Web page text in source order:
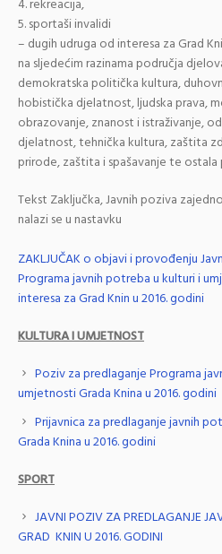
4. rekreacija,
5. sportaši invalidi
– dugih udruga od interesa za Grad
na sljedećim razinama područja
demokratska politička kultura,
hobistička djelatnost, ljudska prava,
obrazovanje, znanost i istraživanje,
djelatnost, tehnička kultura, zaštita
prirode, zaštita i spašavanje te
Tekst Zaključka, Javnih poziva
nalazi se u nastavku
ZAKLJUČAK o objavi i provođenju
Programa javnih potreba u kulturi i
interesa za Grad Knin u 2016. godini
KULTURA I UMJETNOST
Poziv za predlaganje Programa
umjetnosti Grada Knina u 2016. godini
Prijavnica za predlaganje javnih
Grada Knina u 2016. godini
SPORT
JAVNI POZIV ZA PREDLAGANJE
GRAD KNIN U 2016. GODINI